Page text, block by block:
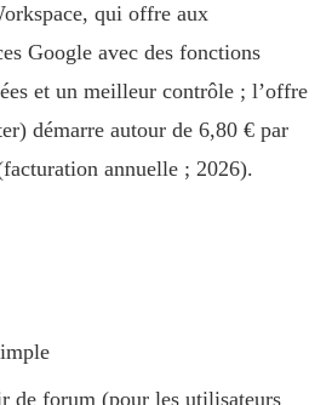
qui offre aux
Google avec des fonctions
et un meilleur contrôle ; l’offre
démarre autour de 6,80 € par
annuelle ; 2026).
de forum (pour les utilisateurs